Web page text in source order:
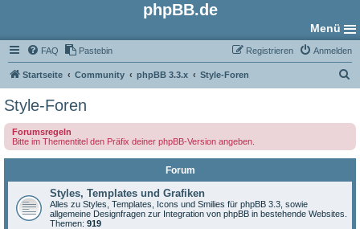
phpBB.de
Menü
FAQ Pastebin Anmelden
Registrieren
Startseite Community phpBB 3.3.x Style-Foren
e
Style-Foren
Forumsregeln
Bitte im Thementitel den Präfix deiner phpBB-Version angeben.
Forum
Styles, Templates und Grafiken
Alles zu Styles, Templates, Icons und Smilies für phpBB 3.3, sowie
allgemeine Designfragen zur Integration von phpBB in bestehende Websites.
Themen: 919